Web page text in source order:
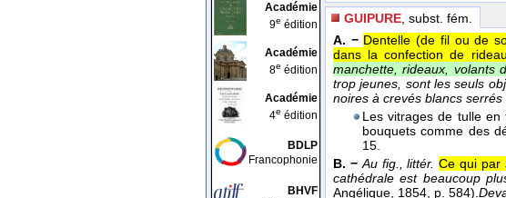
Académie
9e édition
Académie
8e édition
Académie
4e édition
BDLP
Francophonie
BHVF
GUIPURE , subst. fém.
A. − Dentelle (de fil ou de
dans la confection de
manchette, rideaux, volants
trop jeunes, sont les seuls
noires à crevés blancs
Les vitrages de tulle en
bouquets comme des
15.
B. − Au fig., littér. Ce qui par
cathédrale est beaucoup
Angélique, 1854, p. 584).